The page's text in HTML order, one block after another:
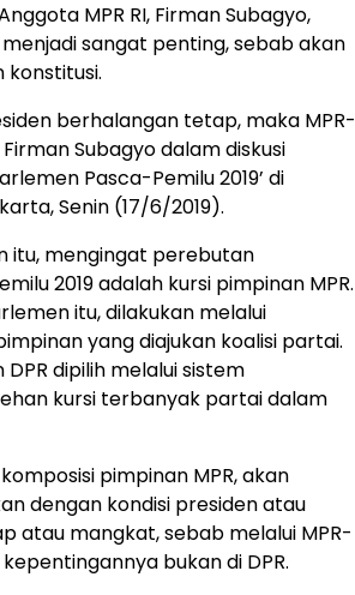
MPR RI, Firman Subagyo,
sangat penting, sebab akan
berhalangan tetap, maka MPR-
Subagyo dalam diskusi
Pasca-Pemilu 2019’ di
Senin (17/6/2019).
itu, mengingat perebutan
2019 adalah kursi pimpinan MPR.
itu, dilakukan melalui
yang diajukan koalisi partai.
dipilih melalui sistem
kursi terbanyak partai dalam
pimpinan MPR, akan
dengan kondisi presiden atau
atau mangkat, sebab melalui MPR-
bukan di DPR.